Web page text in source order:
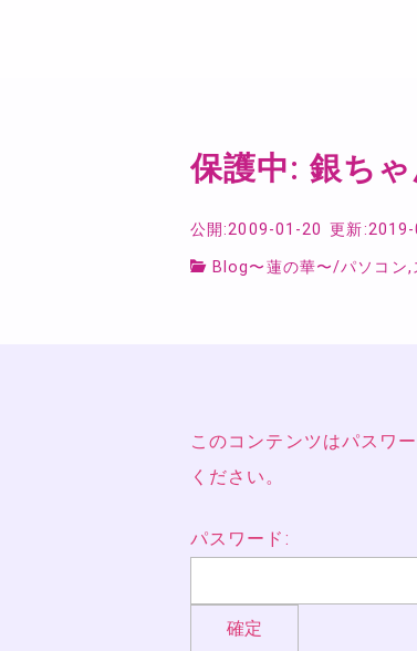
保護中: 銀ち
公開:2009-01-20 更新
Blog〜蓮の華〜/パソコン,
このコンテンツはパスワ
ください。
パスワード: